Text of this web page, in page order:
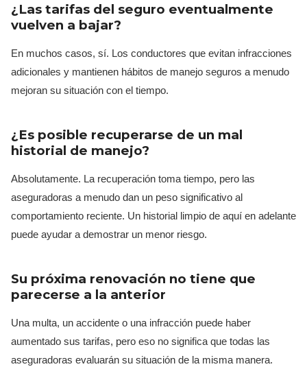
¿Las tarifas del seguro eventualmente
vuelven a bajar?
En muchos casos, sí. Los conductores que evitan infracciones
adicionales y mantienen hábitos de manejo seguros a menudo
mejoran su situación con el tiempo.
¿Es posible recuperarse de un mal
historial de manejo?
Absolutamente. La recuperación toma tiempo, pero las
aseguradoras a menudo dan un peso significativo al
comportamiento reciente. Un historial limpio de aquí en adelante
puede ayudar a demostrar un menor riesgo.
Su próxima renovación no tiene que
parecerse a la anterior
Una multa, un accidente o una infracción puede haber
aumentado sus tarifas, pero eso no significa que todas las
aseguradoras evaluarán su situación de la misma manera.